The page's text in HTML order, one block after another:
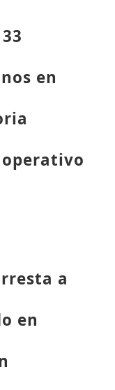
en
a
en